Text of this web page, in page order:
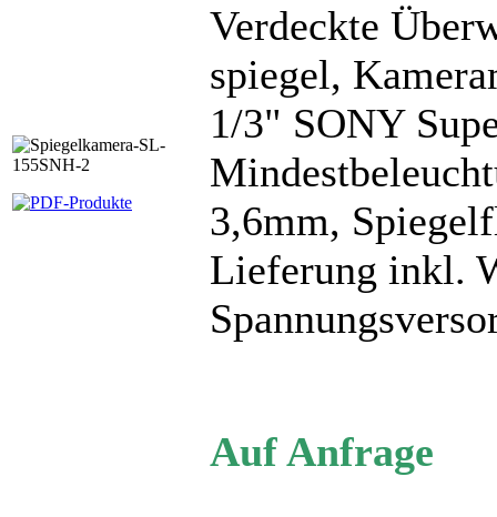
Verdeckte
spiegel,
1/3" SONY
3,6mm,
Lieferung inkl.
Auf Anfrage